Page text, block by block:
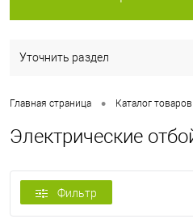
Уточнить раздел
Главная страница • Каталог товаров
Электрические
Фильтр